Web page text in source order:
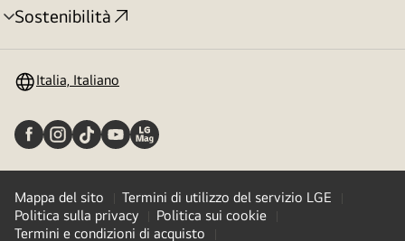
Sostenibilità
Attivazione
Italia, Italiano
Mappa del sito
Termini di utilizzo del servizio LGE
Politica sulla privacy
Politica sui cookie
Termini e condizioni di acquisto